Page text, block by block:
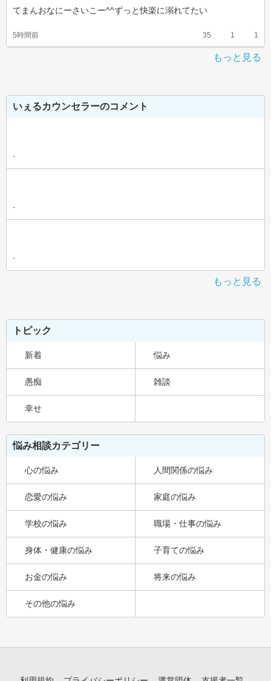
てまんおなにーさいこー^^ずっと快楽に溺れてたい
5時間前 35 1 1
もっと見る
いぇるカウンセラーのコメント
-
-
-
もっと見る
トピック
新着 悩み
愚痴 雑談
幸せ
悩み相談カテゴリー
心の悩み 人間関係の悩み
恋愛の悩み 家庭の悩み
学校の悩み 職場・仕事の悩み
身体・健康の悩み 子育ての悩み
お金の悩み 将来の悩み
その他の悩み